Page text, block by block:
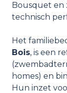
Bousquet en
technisch
Het
Bois, is een
homes) en
Hun inzet